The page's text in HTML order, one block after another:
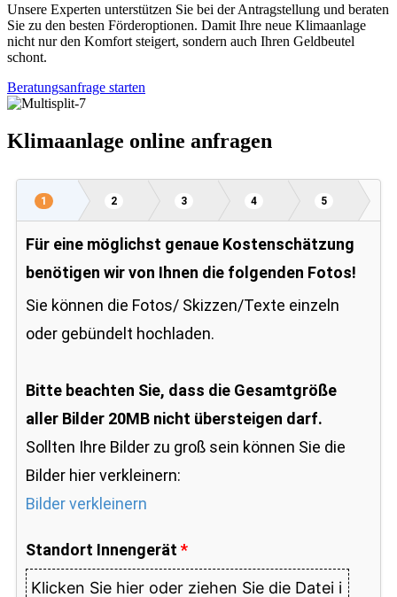
Unsere Experten unterstützen Sie bei der Antragstellung und beraten
Sie zu den besten Förderoptionen. Damit Ihre neue Klimaanlage
nicht nur den Komfort steigert, sondern auch Ihren Geldbeutel
schont.
Beratungsanfrage starten
Klimaanlage online anfragen